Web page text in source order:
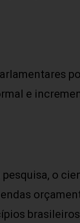
e
pesquisa, o